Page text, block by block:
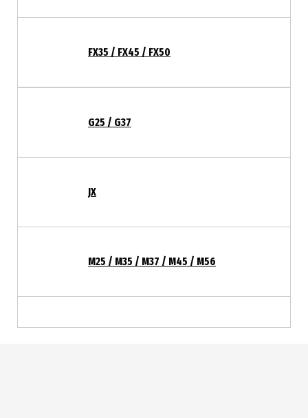
FX35 / FX45 / FX50
G25 / G37
JX
M25 / M35 / M37 / M45 / M56